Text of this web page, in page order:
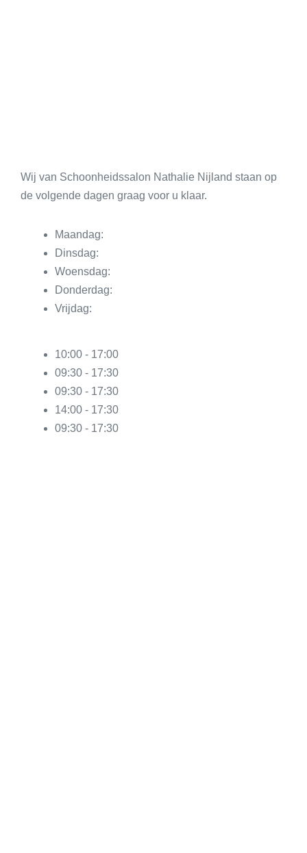
Wij van Schoonheidssalon Nathalie Nijland staan op
de volgende dagen graag voor u klaar.
Maandag:
Dinsdag:
Woensdag:
Donderdag:
Vrijdag:
10:00 - 17:00
09:30 - 17:30
09:30 - 17:30
14:00 - 17:30
09:30 - 17:30